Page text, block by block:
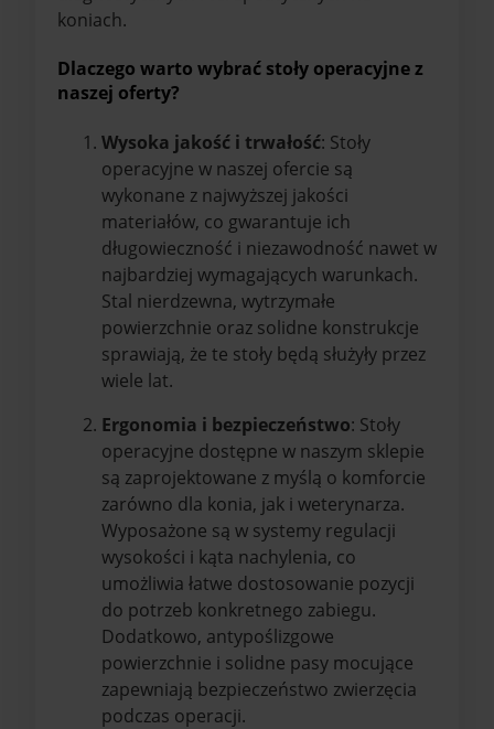
koniach.
Dlaczego warto wybrać stoły operacyjne z
naszej oferty?
Wysoka jakość i trwałość: Stoły
operacyjne w naszej ofercie są
wykonane z najwyższej jakości
materiałów, co gwarantuje ich
długowieczność i niezawodność nawet w
najbardziej wymagających warunkach.
Stal nierdzewna, wytrzymałe
powierzchnie oraz solidne konstrukcje
sprawiają, że te stoły będą służyły przez
wiele lat.
Ergonomia i bezpieczeństwo: Stoły
operacyjne dostępne w naszym sklepie
są zaprojektowane z myślą o komforcie
zarówno dla konia, jak i weterynarza.
Wyposażone są w systemy regulacji
wysokości i kąta nachylenia, co
umożliwia łatwe dostosowanie pozycji
do potrzeb konkretnego zabiegu.
Dodatkowo, antypoślizgowe
powierzchnie i solidne pasy mocujące
zapewniają bezpieczeństwo zwierzęcia
podczas operacji.